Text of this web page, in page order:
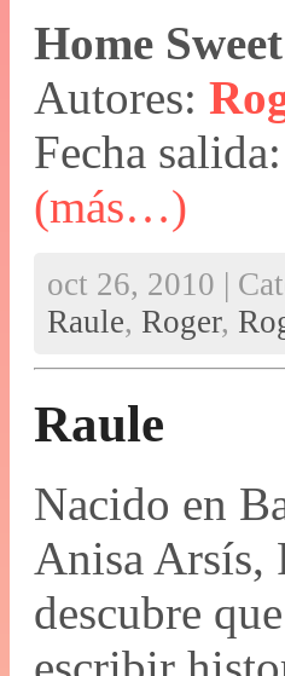
Home
Autores:
Fecha salida:
(más…)
oct 26, 2010 |
Raule, Roger,
Raule
Nacido en
Anisa Arsís,
descubre